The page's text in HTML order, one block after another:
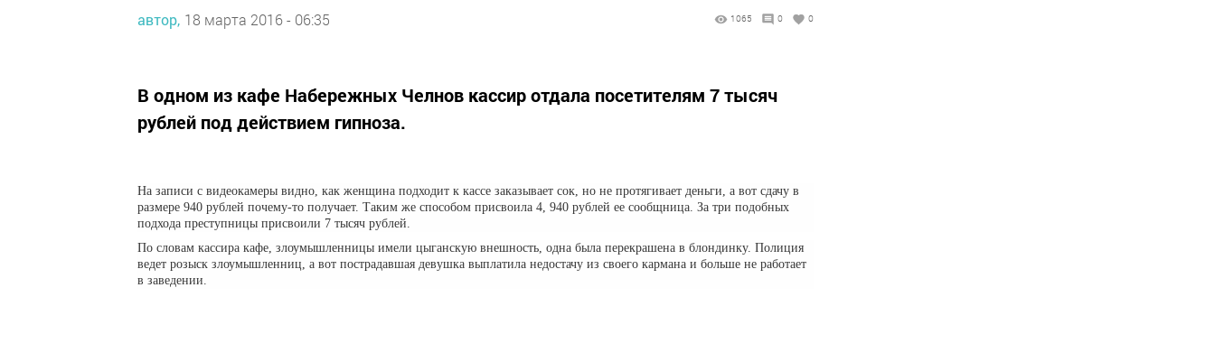
автор, 18 марта 2016 - 06:35 1065 0 0
В одном из кафе Набережных Челнов кассир отдала посетителям 7 тысяч
рублей под действием гипноза.
На записи с видеокамеры видно, как женщина подходит к кассе заказывает сок, но не протягивает деньги, а вот сдачу в
размере 940 рублей почему-то получает. Таким же способом присвоила 4, 940 рублей ее сообщница. За три подобных
подхода преступницы присвоили 7 тысяч рублей.
По словам кассира кафе, злоумышленницы имели цыганскую внешность, одна была перекрашена в блондинку. Полиция
ведет розыск злоумышленниц, а вот пострадавшая девушка выплатила недостачу из своего кармана и больше не работает
в заведении.